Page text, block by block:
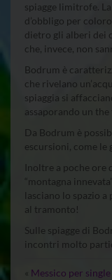
spiagge limitrofe.
d’obbligo per
dietro gli alberi dei
che, invece, non
Bodrum è
che rivelano
spiaggia si
assaporando un
Da Bodrum è
escursioni, come le
Inoltre a poche ore
“montagna
lasciano lo spazio
al tramonto!
Sulle spiagge di
incontri molto
« Messico per single